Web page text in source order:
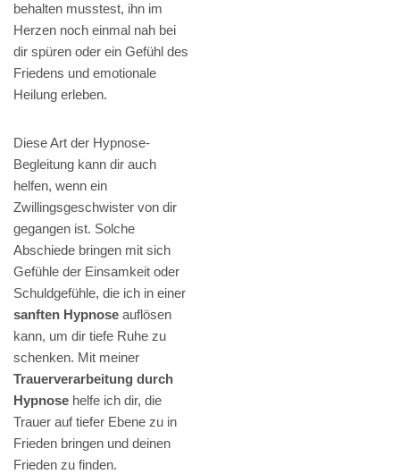
behalten musstest, ihn im
Herzen noch einmal nah bei
dir spüren oder ein Gefühl des
Friedens und emotionale
Heilung erleben.
Diese Art der Hypnose-
Begleitung kann dir auch
helfen, wenn ein
Zwillingsgeschwister von dir
gegangen ist. Solche
Abschiede bringen mit sich
Gefühle der Einsamkeit oder
Schuldgefühle, die ich in einer
sanften Hypnose auflösen
kann, um dir tiefe Ruhe zu
schenken. Mit meiner
Trauerverarbeitung durch
Hypnose helfe ich dir, die
Trauer auf tiefer Ebene zu in
Frieden bringen und deinen
Frieden zu finden.